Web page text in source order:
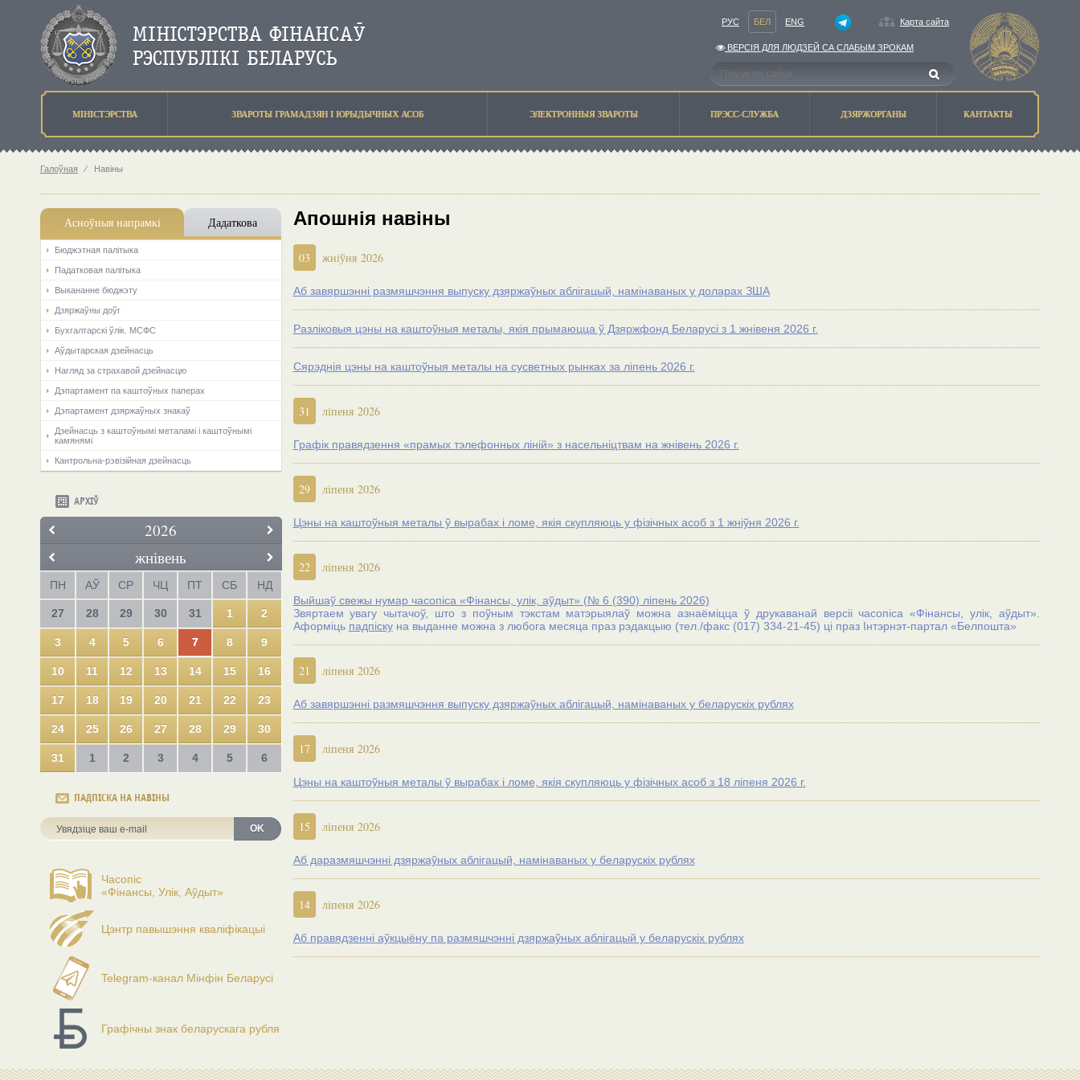
РУС БЕЛ ENG Карта сайта
ВЕРСIЯ ДЛЯ ЛЮДЗЕЙ СА СЛАБЫМ ЗРОКАМ
МIНIСТЭРСТВА ЗВАРОТЫ ГРАМАДЗЯН I ЮРЫДЫЧНЫХ АСОБ ЭЛЕКТРОННЫЯ ЗВАРОТЫ ПРЭСС-СЛУЖБА ДЗЯРЖОРГАНЫ КАНТАКТЫ
Галоўная ⁄ Навіны
Асноўныя напрамкi Дадаткова
Бюджэтная палiтыка
Падатковая палітыка
Выкананне бюджэту
Дзяржаўны доўг
Бухгалтарскі ўлік. МСФС
Аўдытарская дзейнасць
Нагляд за страхавой дзейнасцю
Дэпартамент па каштоўных паперах
Дэпартамент дзяржаўных знакаў
Дзейнасць з каштоўнымі металамі і каштоўнымі
камянямі
Кантрольна-рэвізійная дзейнасць
АРХІЎ
2026
жнівень
ПН АЎ СР ЧЦ ПТ СБ НД
27 28 29 30 31 1 2
3 4 5 6 7 8 9
10 11 12 13 14 15 16
17 18 19 20 21 22 23
24 25 26 27 28 29 30
31 1 2 3 4 5 6
ПАДПІСКА НА НАВІНЫ
OK
Часопіс
«Фінансы, Улік, Аўдыт»
Цэнтр павышэння кваліфікацыі
Telegram-канал Мінфін Беларусі
Графічны знак беларускага рубля
Апошнія навіны
03 жніўня 2026
Аб завяршэнні размяшчэння выпуску дзяржаўных аблігацый, намiнаваных у доларах ЗША
Разліковыя цэны на каштоўныя металы, якія прымаюцца ў Дзяржфонд Беларусі з 1 жнiвеня 2026 г.
Сярэднія цэны на каштоўныя металы на сусветных рынках за лiпень 2026 г.
31 ліпеня 2026
Графік правядзення «прамых тэлефонных ліній» з насельніцтвам на жнівень 2026 г.
29 ліпеня 2026
Цэны на каштоўныя металы ў вырабах і ломе, якія скупляюць у фізічных асоб з 1 жніўня 2026 г.
22 ліпеня 2026
Выйшаў свежы нумар часопіса «Фінансы, улік, аўдыт» (№ 6 (390) лiпень 2026)
Звяртаем увагу чытачоў, што з поўным тэкстам матэрыялаў можна азнаёміцца ў друкаванай версіі часопіса «Фінансы, улік, аўдыт».
Аформіць падпіскуна выданне можна з любога месяца праз рэдакцыю (тел./факс (017) 334-21-45) цi праз Iнтэрнэт-партал «Белпошта»
21 ліпеня 2026
Аб завяршэнні размяшчэння выпуску дзяржаўных аблігацый, намінаваных у беларускіх рублях
17 ліпеня 2026
Цэны на каштоўныя металы ў вырабах і ломе, якія скупляюць у фізічных асоб з 18 лiпеня 2026 г.
15 ліпеня 2026
Аб даразмяшчэнні дзяржаўных аблігацый, намінаваных у беларускіх рублях
14 ліпеня 2026
Аб правядзенні аўкцыёну па размяшчэнні дзяржаўных аблігацый у беларускiх рублях